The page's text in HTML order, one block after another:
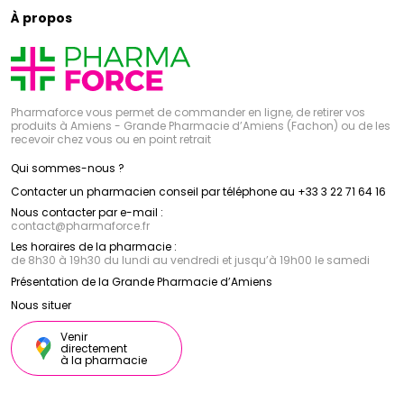
À propos
Pharmaforce vous permet de commander en ligne, de retirer vos
produits à Amiens - Grande Pharmacie d’Amiens (Fachon) ou de les
recevoir chez vous ou en point retrait
Qui sommes-nous ?
Contacter un pharmacien conseil par téléphone au +33 3 22 71 64 16
Nous contacter par e-mail :
contact@pharmaforce.fr
Les horaires de la pharmacie :
de 8h30 à 19h30 du lundi au vendredi et jusqu’à 19h00 le samedi
Présentation de la Grande Pharmacie d’Amiens
Nous situer
Venir
directement
à la pharmacie